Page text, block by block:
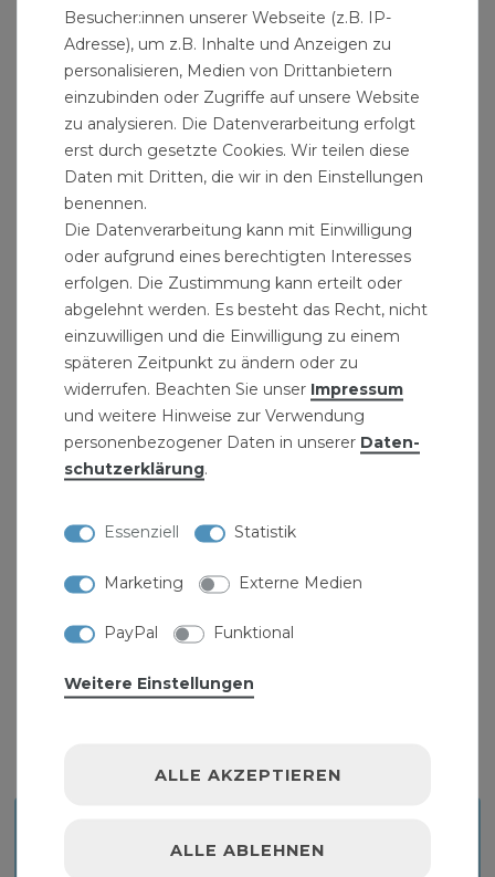
und Klemmringverschraubungen
Messing Rohrfittinge zum Anschluss von
Bauteilen, Rohren und Armaturen
Klemmring-Anschlussverschraubungen aus
dem Hause Caleffi
Klemmverbinder für PE-Rohre
Produktdaten:
für PE-Rohr Ø: 50 mm
Winkel 90°
aus Messing
für PE-Kunststoffrohre
max. Betriebsdruck: 16 bar
max. Betriebstemperatur: 40°C
" >Markenhersteller Caleffi
" >Messing Fittinge und finden sie in unserem
VERSCHRAUBUNG
Besucher:innen unserer Webseite (z.B. IP-
Adresse), um z.B. Inhalte und Anzeigen zu
personalisieren, Medien von Drittanbietern
einzubinden oder Zugriffe auf unsere Website
zu analysieren. Die Datenverarbeitung erfolgt
erst durch gesetzte Cookies. Wir teilen diese
Daten mit Dritten, die wir in den Einstellungen
benennen.
Die Datenverarbeitung kann mit Einwilligung
oder aufgrund eines berechtigten Interesses
erfolgen. Die Zustimmung kann erteilt oder
abgelehnt werden. Es besteht das Recht, nicht
einzuwilligen und die Einwilligung zu einem
späteren Zeitpunkt zu ändern oder zu
widerrufen. Beachten Sie unser Impressum
und weitere Hinweise zur Verwendung
personenbezogener Daten in unserer Daten­
schutz­erklärung.
Essenziell Statistik
Marketing Externe Medien
PayPal Funktional
Weitere Einstellungen
ALLE AKZEPTIEREN
ALLE ABLEHNEN